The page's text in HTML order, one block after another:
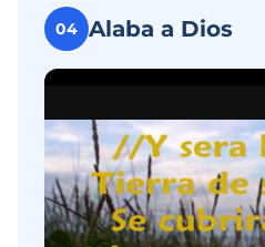
04 Alaba a Dios